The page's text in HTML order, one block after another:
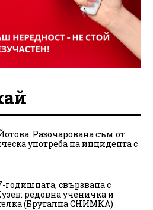
Разочарована съм от
употреба на инцидента с
годишната, свързвана с
редовна ученичка и
(Брутална СНИМКА)